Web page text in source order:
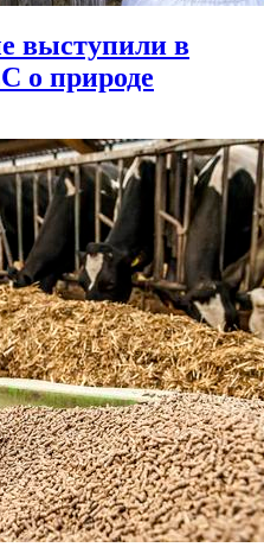
выступили в
о природе